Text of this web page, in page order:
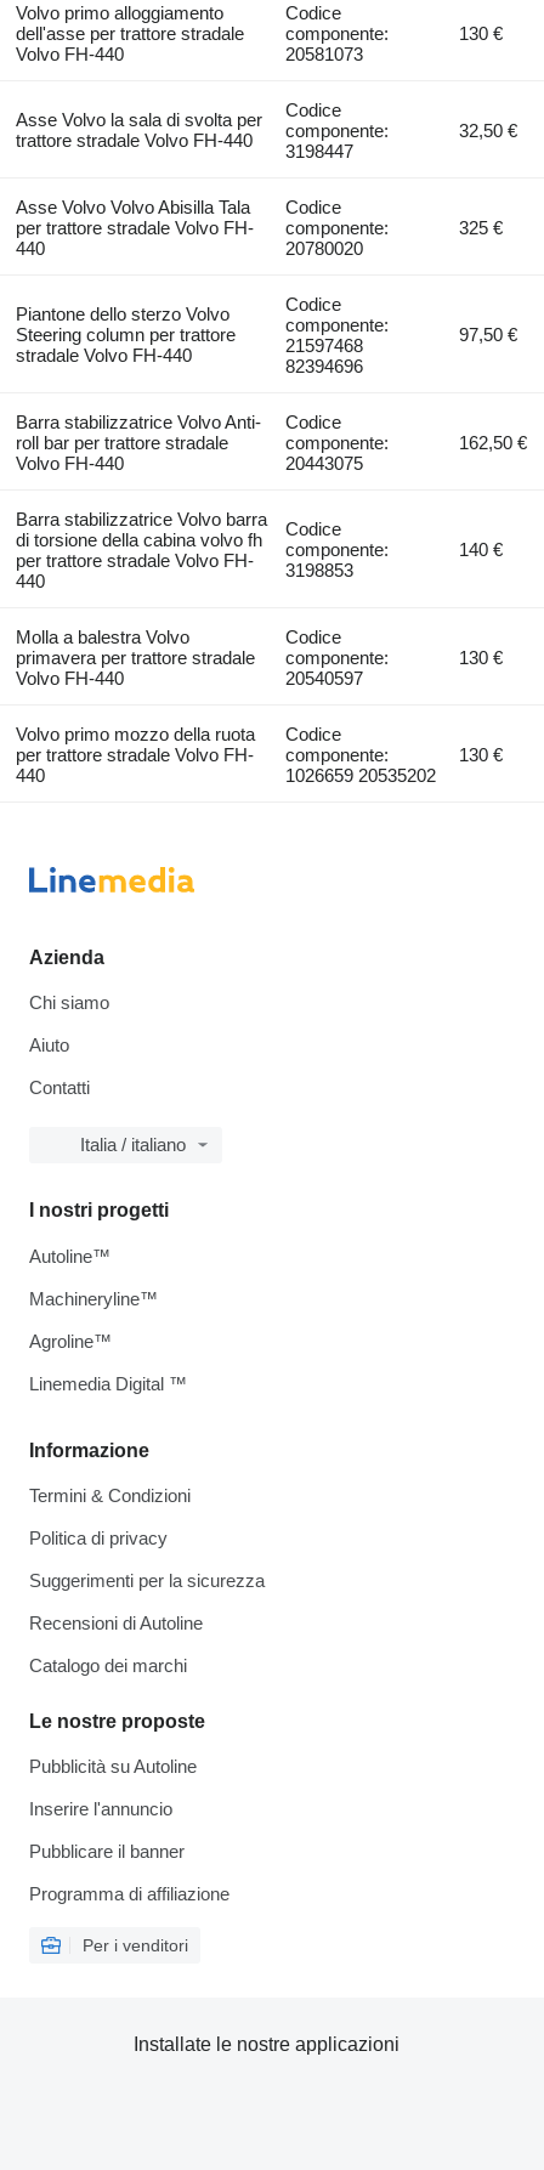
Volvo primo alloggiamento
dell'asse per trattore stradale
Volvo FH-440
Codice
componente:
20581073
130 €
Asse Volvo la sala di svolta per
trattore stradale Volvo FH-440
Codice
componente:
3198447
32,50 €
Asse Volvo Volvo Abisilla Tala
per trattore stradale Volvo FH-
440
Codice
componente:
20780020
325 €
Piantone dello sterzo Volvo
Steering column per trattore
stradale Volvo FH-440
Codice
componente:
21597468
82394696
97,50 €
Barra stabilizzatrice Volvo Anti-
roll bar per trattore stradale
Volvo FH-440
Codice
componente:
20443075
162,50 €
Barra stabilizzatrice Volvo barra
di torsione della cabina volvo fh
per trattore stradale Volvo FH-
440
Codice
componente:
3198853
140 €
Molla a balestra Volvo
primavera per trattore stradale
Volvo FH-440
Codice
componente:
20540597
130 €
Volvo primo mozzo della ruota
per trattore stradale Volvo FH-
440
Codice
componente:
1026659 20535202
130 €
Azienda
Chi siamo
Aiuto
Contatti
Italia / italiano
Informazione
Termini & Condizioni
Politica di privacy
Suggerimenti per la sicurezza
Recensioni di Autoline
Catalogo dei marchi
Le nostre proposte
Pubblicità su Autoline
Inserire l'annuncio
Pubblicare il banner
Programma di affiliazione
Per i venditori
I nostri progetti
Autoline™
Machineryline™
Agroline™
Linemedia Digital ™
Installate le nostre applicazioni